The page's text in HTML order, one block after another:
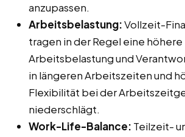
anzupassen.
Arbeitsbelastung:Vollzeit-
tragen in der Regel eine höhere
Arbeitsbelastung und
in längeren Arbeitszeiten und
Flexibilität bei der
niederschlägt.
Work-Life-Balance: Teilzeit-